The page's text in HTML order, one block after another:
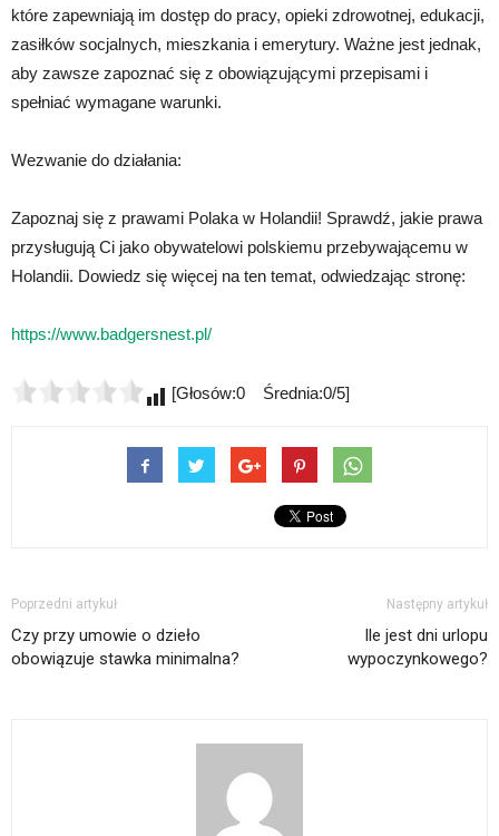
które zapewniają im dostęp do pracy, opieki zdrowotnej, edukacji,
zasiłków socjalnych, mieszkania i emerytury. Ważne jest jednak,
aby zawsze zapoznać się z obowiązującymi przepisami i
spełniać wymagane warunki.
Wezwanie do działania:
Zapoznaj się z prawami Polaka w Holandii! Sprawdź, jakie prawa
przysługują Ci jako obywatelowi polskiemu przebywającemu w
Holandii. Dowiedz się więcej na ten temat, odwiedzając stronę:
https://www.badgersnest.pl/
[Głosów:0 Średnia:0/5]
Poprzedni artykuł
Czy przy umowie o dzieło
obowiązuje stawka minimalna?
Następny artykuł
Ile jest dni urlopu
wypoczynkowego?